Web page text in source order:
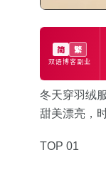
冬天穿羽绒
甜美漂亮，
TOP 01